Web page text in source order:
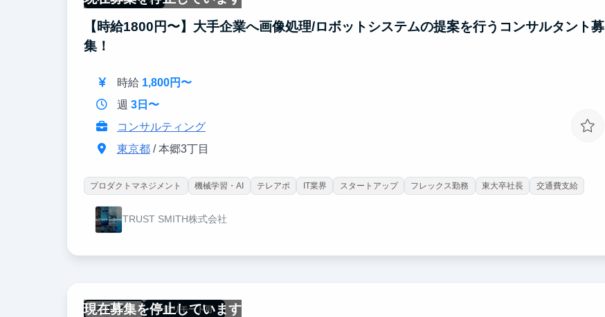
【時給1800円〜】大手企業へ画像処理/ロボットシステムの提案を行うコンサルタント募
集！
時給 1,800円〜
週 3日〜
コンサルティング
東京都/ 本郷3丁目
プロダクトマネジメント 機械学習・AI テレアポ IT業界 スタートアップ フレックス勤務 東大卒社長 交通費支給
TRUST SMITH株式会社
現在募集を停止しています
未経験OK 一部リモート可